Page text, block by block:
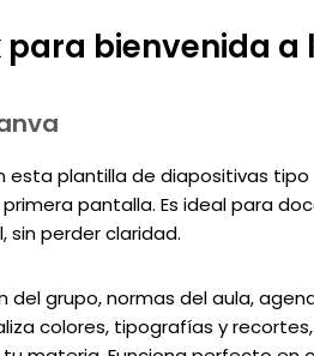
bienvenida a
esta plantilla de diapositivas tipo
pantalla. Es ideal para
sin perder claridad.
del grupo, normas del aula,
colores, tipografías y